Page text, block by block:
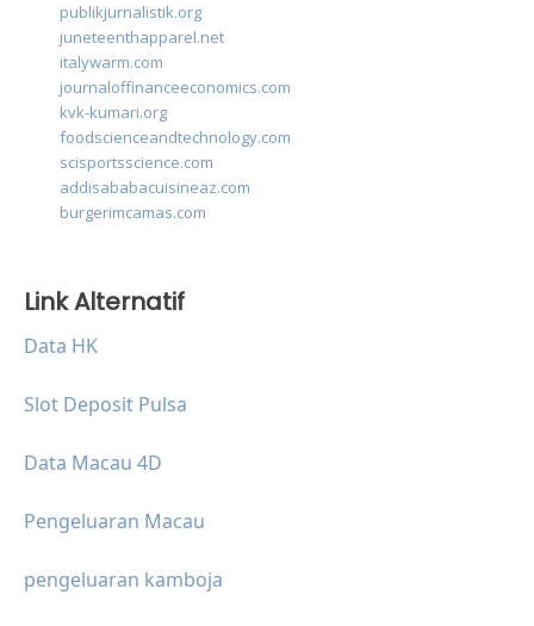
publikjurnalistik.org
juneteenthapparel.net
italywarm.com
journaloffinanceeconomics.com
kvk-kumari.org
foodscienceandtechnology.com
scisportsscience.com
addisababacuisineaz.com
burgerimcamas.com
Link Alternatif
Data HK
Slot Deposit Pulsa
Data Macau 4D
Pengeluaran Macau
pengeluaran kamboja